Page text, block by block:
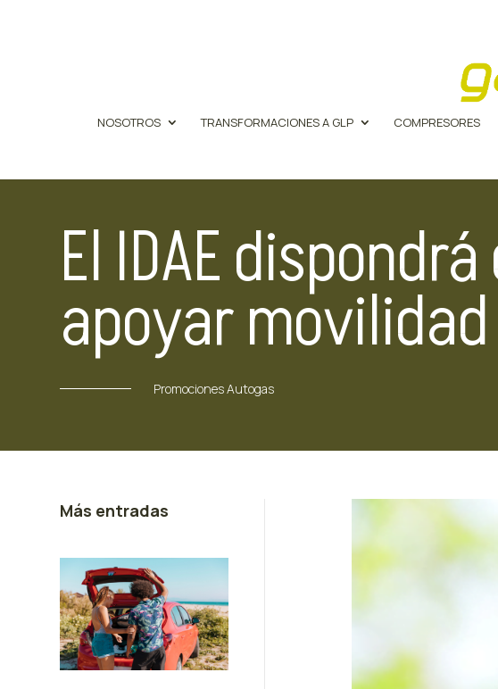
NOSOTROS TRANSFORMACIONES A GLP COMPRESORES
El IDAE
apoyar
Promociones Autogas
Más entradas